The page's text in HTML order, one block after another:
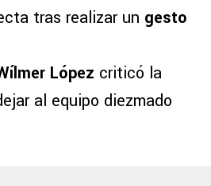
tras realizar un gesto
López criticó la
al equipo diezmado